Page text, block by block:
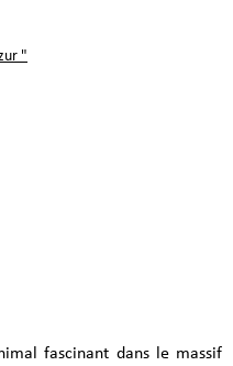
"
fascinant dans le massif